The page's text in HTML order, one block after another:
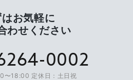
はお気軽に
わせください
0002
〜18:00 定休日：土日祝